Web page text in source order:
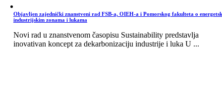
Objavljen zajednički znanstveni rad FSB-a, OIEH-a i Pomorskog fakulteta o
industrijskim zonama i lukama
Novi rad u znanstvenom časopisu Sustainability predstavlja
inovativan koncept za dekarbonizaciju industrije i luka U ...